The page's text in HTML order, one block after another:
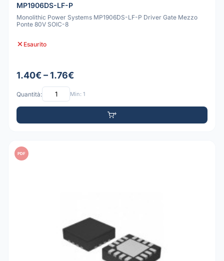
MP1906DS-LF-P
Monolithic Power Systems MP1906DS-LF-P Driver Gate Mezzo
Ponte 80V SOIC-8
Esaurito
1.40€ – 1.76€
Quantità: Min: 1
PDF